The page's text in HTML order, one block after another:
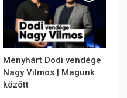
Menyhárt Dodi vendége
Nagy Vilmos | Magunk
között